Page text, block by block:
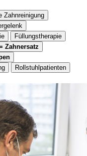
Zahnreinigung
Füllungstherapie
Zahnersatz
Rollstuhlpatienten